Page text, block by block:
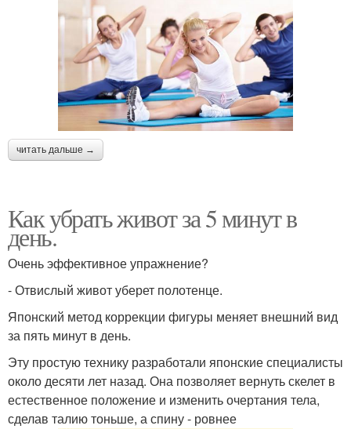
читать дальше →
Как убрать живот за 5 минут в
день.
Очень эффективное упражнение?
- Отвислый живот уберет полотенце.
Японский метод коррекции фигуры меняет внешний вид
за пять минут в день.
Эту простую технику разработали японские специалисты
около десяти лет назад. Она позволяет вернуть скелет в
естественное положение и изменить очертания тела,
сделав талию тоньше, а спину - ровнее